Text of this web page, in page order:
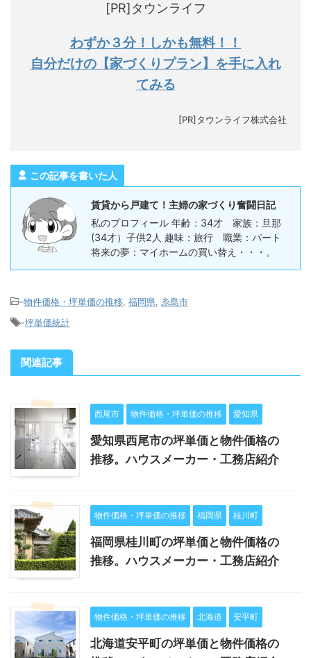
[PR]タウンライフ
わずか３分！しかも無料！！
自分だけの【家づくりプラン】を手に入れ
てみる
[PR]タウンライフ株式会社
この記事を書いた人
賃貸から戸建て！主婦の家づくり奮闘日記
私のプロフィール 年齢：34才 家族：旦那
(34才）子供2人 趣味：旅行 職業：パート
将来の夢：マイホームの買い替え・・・。
-物件価格・坪単価の推移 福岡県
糸島市
-坪単価統計
関連記事
西尾市 物件価格・坪単価の推移 愛知県
愛知県西尾市の坪単価と物件価格の
推移。ハウスメーカー・工務店紹介
物件価格・坪単価の推移 福岡県 桂川町
福岡県桂川町の坪単価と物件価格の
推移。ハウスメーカー・工務店紹介
物件価格・坪単価の推移 北海道 安平町
北海道安平町の坪単価と物件価格の